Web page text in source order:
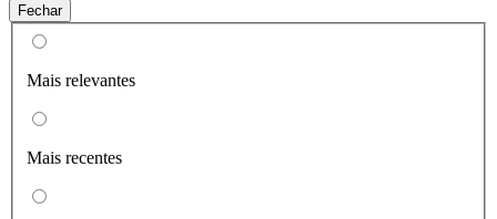
Fechar
Mais relevantes
Mais recentes